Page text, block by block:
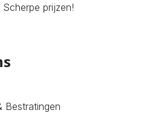
Scherpe prijzen!
Bestratingen